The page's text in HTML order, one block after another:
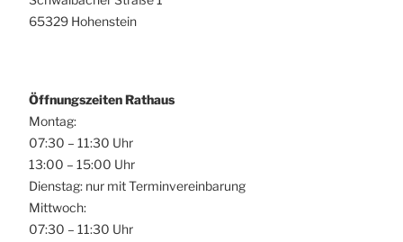
65329 Hohenstein
Öffnungszeiten Rathaus
Montag:
07:30 – 11:30 Uhr
13:00 – 15:00 Uhr
Dienstag: nur mit Terminvereinbarung
Mittwoch:
07:30 – 11:30 Uhr